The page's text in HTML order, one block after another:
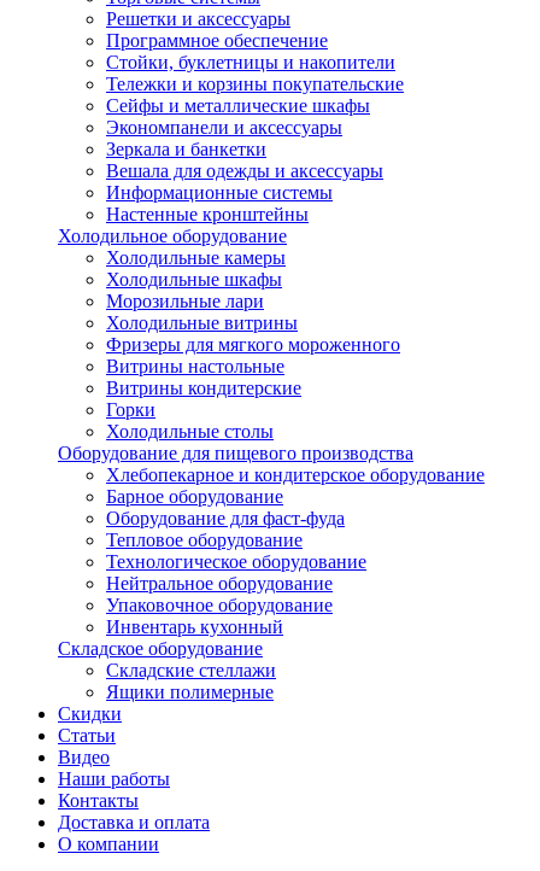
Решетки и аксессуары
Программное обеспечение
Стойки, буклетницы и накопители
Тележки и корзины покупательские
Сейфы и металлические шкафы
Экономпанели и аксессуары
Зеркала и банкетки
Вешала для одежды и аксессуары
Информационные системы
Настенные кронштейны
Холодильное оборудование
Холодильные камеры
Холодильные шкафы
Морозильные лари
Холодильные витрины
Фризеры для мягкого мороженного
Витрины настольные
Витрины кондитерские
Горки
Холодильные столы
Оборудование для пищевого производства
Хлебопекарное и кондитерское оборудование
Барное оборудование
Оборудование для фаст-фуда
Тепловое оборудование
Технологическое оборудование
Нейтральное оборудование
Упаковочное оборудование
Инвентарь кухонный
Складское оборудование
Складские стеллажи
Ящики полимерные
Скидки
Статьи
Видео
Наши работы
Контакты
Доставка и оплата
О компании